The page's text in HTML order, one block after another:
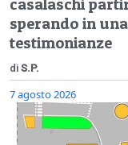
sperando in
testimonianze
di S.P.
7 agosto 2026